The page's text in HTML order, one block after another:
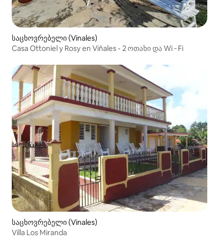
საცხოვრებელი (Vinales)
Casa Ottoniel y Rosy en Viñales - 2 ოთახი და Wi ‑ Fi
საცხოვრებელი (Vinales)
Villa Los Miranda